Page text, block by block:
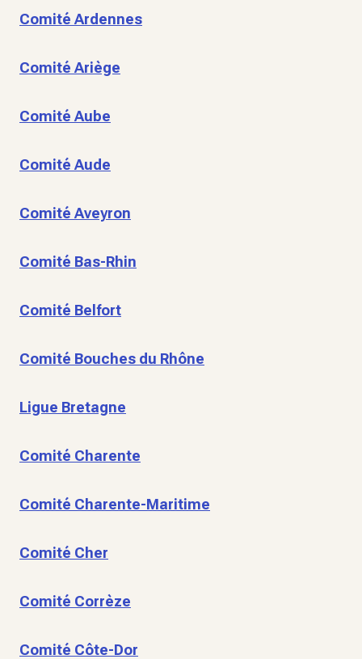
Comité Ardennes
Comité Ariège
Comité Aube
Comité Aude
Comité Aveyron
Comité Bas-Rhin
Comité Belfort
Comité Bouches du Rhône
Ligue Bretagne
Comité Charente
Comité Charente-Maritime
Comité Cher
Comité Corrèze
Comité Côte-Dor